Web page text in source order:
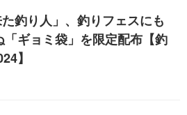
釣り人」、釣りフェスにも
ギョミ袋」を限定配布【釣
】